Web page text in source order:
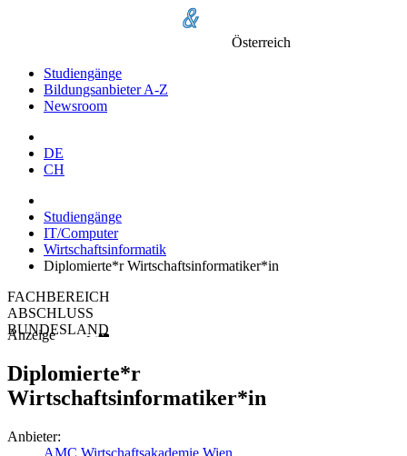
Österreich
Studiengänge
Bildungsanbieter A-Z
Newsroom
DE
CH
Studiengänge
IT/Computer
Wirtschaftsinformatik
Diplomierte*r Wirtschaftsinformatiker*in
FACHBEREICH
ABSCHLUSS
BUNDESLAND
Anzeige
Diplomierte*r
Wirtschaftsinformatiker*in
Anbieter:
AMC Wirtschaftsakademie Wien